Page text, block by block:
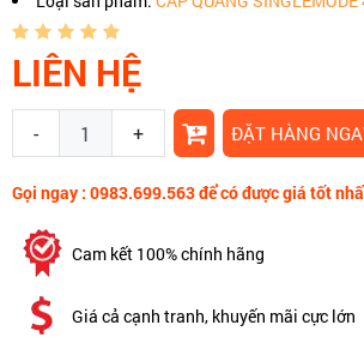
LIÊN HỆ
- + ĐẶT HÀNG
Gọi ngay : 0983.699.563 để có được giá tốt
Cam kết 100% chính hãng
Giá cả cạnh tranh, khuyến mãi cực lớn